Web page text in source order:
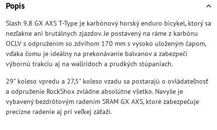
Popis
Slash 9.8 GX AXS T-Type je karbónový horský enduro bicykel, ktorý sa
nezľakne ani brutálnych zjazdov. Je postavený na ráme z karbónu
OCLV s odpružením so zdvihom 170 mm s vysoko uloženým čapom,
vďaka čomu je ideálny na prekonávanie balvanov a zabezpečí
výbornú trakciu aj na wallridoch a prudkých stúpaniach.
29" koleso vpredu a 27,5" koleso vzadu sa postarajú o ovládateľnosť
a odpruženie RockShox zvládne absolútne všetko. Navyše je
vybavený bezdrôtovým radením SRAM GX AXS, ktoré zabezpečuje
precízne radenie aj pri veľkej záťaži.